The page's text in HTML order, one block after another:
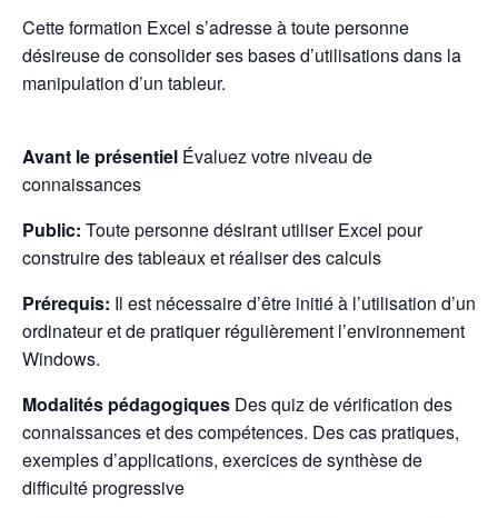
Cette formation Excel s’adresse à toute personne
désireuse de consolider ses bases d’utilisations dans la
manipulation d’un tableur.
Avant le présentiel Évaluez votre niveau de
connaissances
Public: Toute personne désirant utiliser Excel pour
construire des tableaux et réaliser des calculs
Prérequis: Il est nécessaire d’être initié à l’utilisation d’un
ordinateur et de pratiquer régulièrement l’environnement
Windows.
Modalités pédagogiques Des quiz de vérification des
connaissances et des compétences. Des cas pratiques,
exemples d’applications, exercices de synthèse de
difficulté progressive